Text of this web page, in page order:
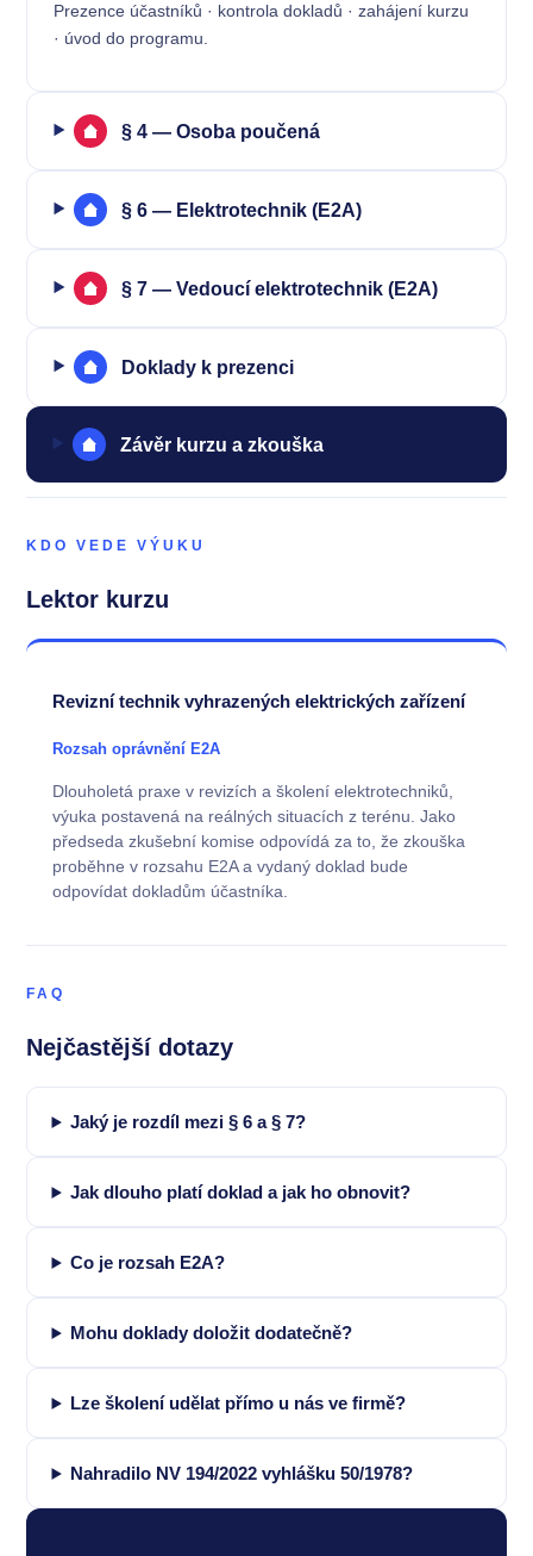
Prezence účastníků · kontrola dokladů · zahájení kurzu
· úvod do programu.
§ 4 — Osoba poučená
§ 6 — Elektrotechnik (E2A)
§ 7 — Vedoucí elektrotechnik (E2A)
Doklady k prezenci
Závěr kurzu a zkouška
KDO VEDE VÝUKU
Lektor kurzu
Revizní technik vyhrazených elektrických zařízení
Rozsah oprávnění E2A
Dlouholetá praxe v revizích a školení elektrotechniků,
výuka postavená na reálných situacích z terénu. Jako
předseda zkušební komise odpovídá za to, že zkouška
proběhne v rozsahu E2A a vydaný doklad bude
odpovídat dokladům účastníka.
FAQ
Nejčastější dotazy
Jaký je rozdíl mezi § 6 a § 7?
Jak dlouho platí doklad a jak ho obnovit?
Co je rozsah E2A?
Mohu doklady doložit dodatečně?
Lze školení udělat přímo u nás ve firmě?
Nahradilo NV 194/2022 vyhlášku 50/1978?